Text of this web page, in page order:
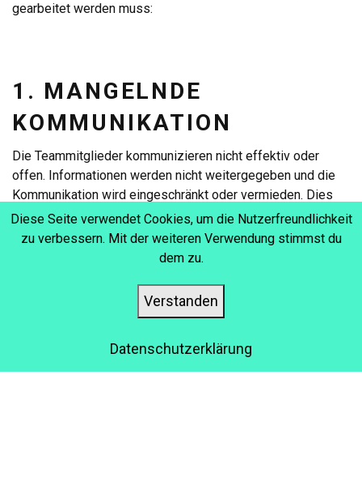
gearbeitet werden muss:
1. MANGELNDE
KOMMUNIKATION
Die Teammitglieder kommunizieren nicht effektiv oder
offen. Informationen werden nicht weitergegeben und die
Kommunikation wird eingeschränkt oder vermieden. Dies
führt zu Missverständnissen, Informationsverlusten,
mangelnder Klarheit über die Ziele und zu Fehlern.
2. INDIVIDUALISMUS
STATT ZUSAMMENARBEIT
Diese Seite verwendet Cookies, um die Nutzerfreundlichkeit
zu verbessern. Mit der weiteren Verwendung stimmst du
dem zu.
Verstanden
Datenschutzerklärung